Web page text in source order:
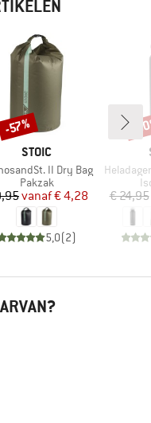
MERK
STOIC
II Dry Bag
Productgroep
Pakzak
Prijs
Verlaagde prijs
vanaf€ 4,28
5,0(2)
-57%
Artikel
HeladagenSt.
€ 24,95
-